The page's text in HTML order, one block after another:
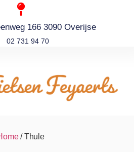
166 3090 Overijse
02 731 94 70
/ Thule